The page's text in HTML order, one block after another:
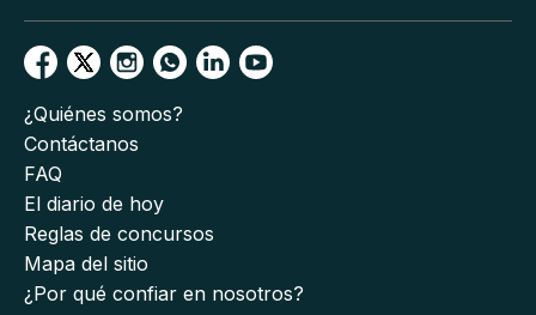
¿Quiénes somos?
Contáctanos
FAQ
El diario de hoy
Reglas de concursos
Mapa del sitio
¿Por qué confiar en nosotros?